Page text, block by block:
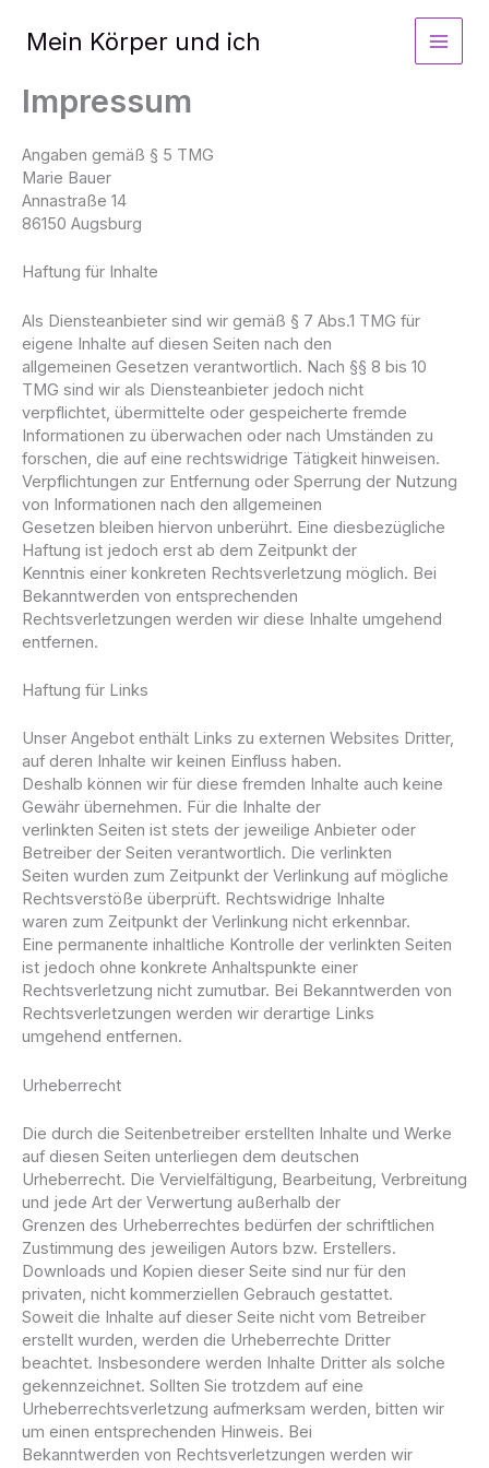
Inhalt
springen
Mein Körper und ich
Impressum
Angaben gemäß § 5 TMG
Marie Bauer
Annastraße 14
86150 Augsburg
Haftung für Inhalte
Als Diensteanbieter sind wir gemäß § 7 Abs.1 TMG für
eigene Inhalte auf diesen Seiten nach den
allgemeinen Gesetzen verantwortlich. Nach §§ 8 bis 10
TMG sind wir als Diensteanbieter jedoch nicht
verpflichtet, übermittelte oder gespeicherte fremde
Informationen zu überwachen oder nach Umständen zu
forschen, die auf eine rechtswidrige Tätigkeit hinweisen.
Verpflichtungen zur Entfernung oder Sperrung der Nutzung
von Informationen nach den allgemeinen
Gesetzen bleiben hiervon unberührt. Eine diesbezügliche
Haftung ist jedoch erst ab dem Zeitpunkt der
Kenntnis einer konkreten Rechtsverletzung möglich. Bei
Bekanntwerden von entsprechenden
Rechtsverletzungen werden wir diese Inhalte umgehend
entfernen.
Haftung für Links
Unser Angebot enthält Links zu externen Websites Dritter,
auf deren Inhalte wir keinen Einfluss haben.
Deshalb können wir für diese fremden Inhalte auch keine
Gewähr übernehmen. Für die Inhalte der
verlinkten Seiten ist stets der jeweilige Anbieter oder
Betreiber der Seiten verantwortlich. Die verlinkten
Seiten wurden zum Zeitpunkt der Verlinkung auf mögliche
Rechtsverstöße überprüft. Rechtswidrige Inhalte
waren zum Zeitpunkt der Verlinkung nicht erkennbar.
Eine permanente inhaltliche Kontrolle der verlinkten Seiten
ist jedoch ohne konkrete Anhaltspunkte einer
Rechtsverletzung nicht zumutbar. Bei Bekanntwerden von
Rechtsverletzungen werden wir derartige Links
umgehend entfernen.
Urheberrecht
Die durch die Seitenbetreiber erstellten Inhalte und Werke
auf diesen Seiten unterliegen dem deutschen
Urheberrecht. Die Vervielfältigung, Bearbeitung, Verbreitung
und jede Art der Verwertung außerhalb der
Grenzen des Urheberrechtes bedürfen der schriftlichen
Zustimmung des jeweiligen Autors bzw. Erstellers.
Downloads und Kopien dieser Seite sind nur für den
privaten, nicht kommerziellen Gebrauch gestattet.
Soweit die Inhalte auf dieser Seite nicht vom Betreiber
erstellt wurden, werden die Urheberrechte Dritter
beachtet. Insbesondere werden Inhalte Dritter als solche
gekennzeichnet. Sollten Sie trotzdem auf eine
Urheberrechtsverletzung aufmerksam werden, bitten wir
um einen entsprechenden Hinweis. Bei
Bekanntwerden von Rechtsverletzungen werden wir